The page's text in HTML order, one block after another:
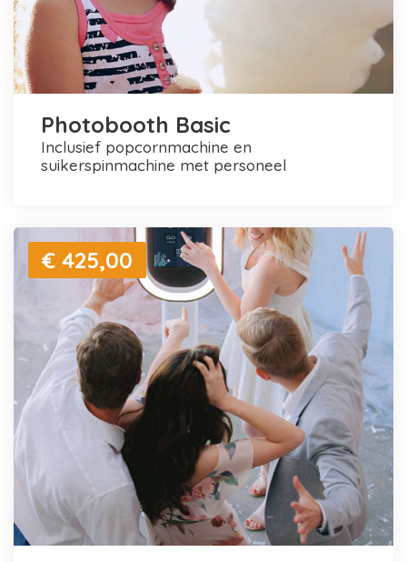
Photobooth Basic
inclusief popcornmachine en
suikerspinmachine met personeel
€ 425,00